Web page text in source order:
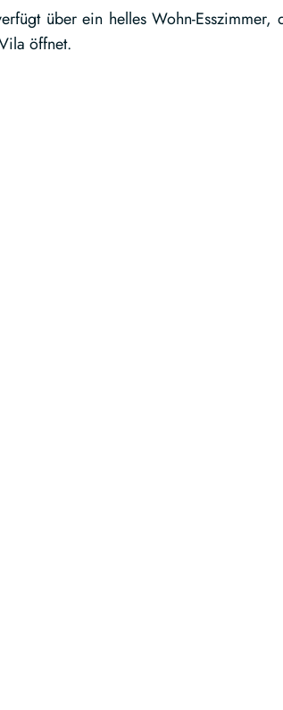
über ein helles Wohn-Esszimmer,
öffnet.